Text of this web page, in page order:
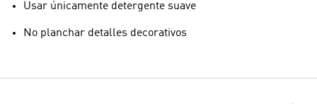
Usar únicamente detergente suave
No planchar detalles decorativos